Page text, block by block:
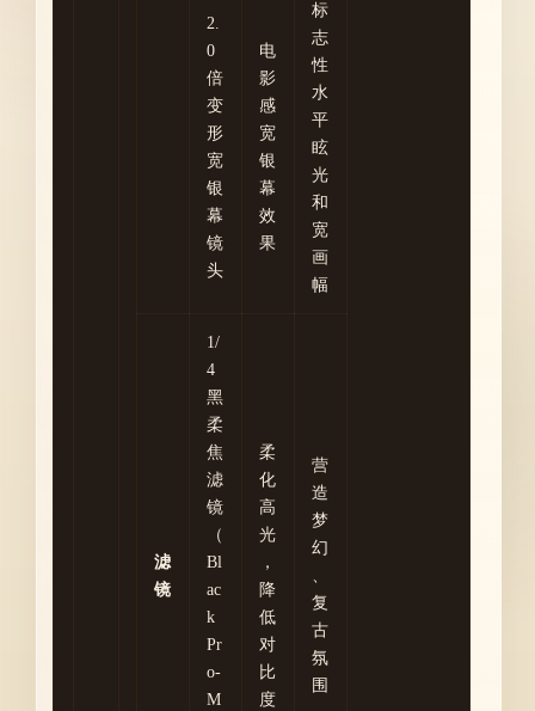
2.
0
倍
变
形
宽
银
幕
镜
头
电
影
感
宽
银
幕
效
果
标
志
性
水
平
眩
光
和
宽
画
幅
滤
镜
1/
4
黑
柔
焦
滤
镜
（
Bl
ac
k
Pr
o-
M
柔
化
高
光
，
降
低
对
比
度
营
造
梦
幻
、
复
古
氛
围